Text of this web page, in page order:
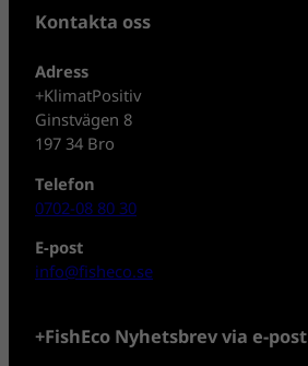
Kontakta oss
Adress
+KlimatPositiv
Ginstvägen 8
197 34 Bro
Telefon
0702-08 80 30
E-post
info@fisheco.se
+FishEco Nyhetsbrev via e-post